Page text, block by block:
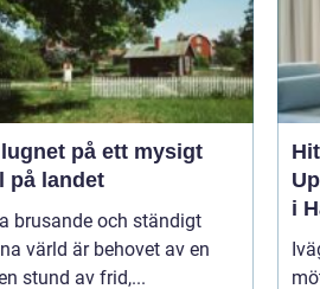
på ett mysigt
på landet
brusande och ständigt
värld är behovet av en
stund av frid,...
i